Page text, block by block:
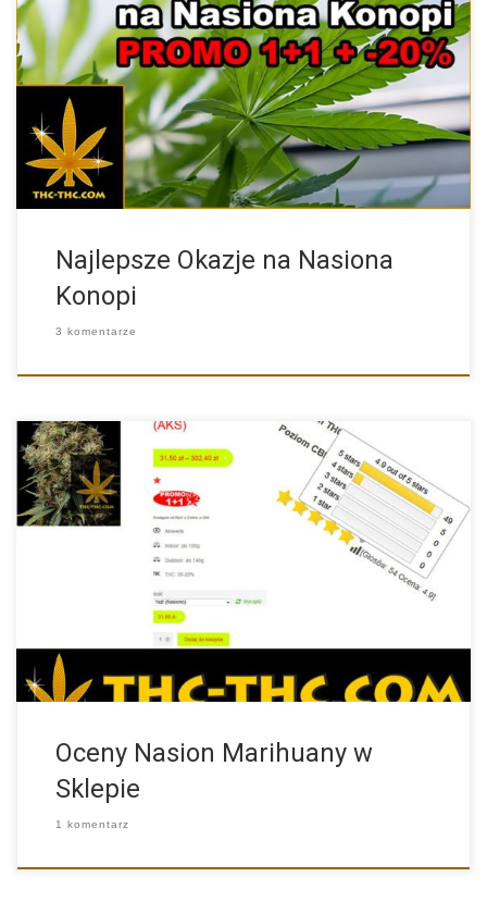
W naszym sklepie właśnie pojawił się nowy dział. Co takiego […]
Najlepsze Okazje na Nasiona
Konopi
3 komentarze
W naszym sklepie jakiś czas temu pojawiła się nowa
funkcjonalność, […]
Oceny Nasion Marihuany w
Sklepie
1 komentarz